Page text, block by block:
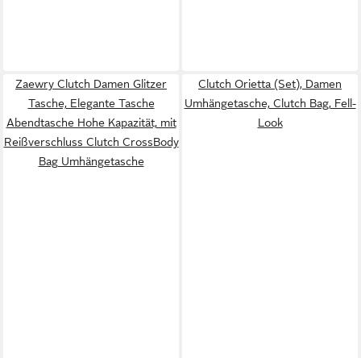
Zaewry Clutch Damen Glitzer
Tasche, Elegante Tasche
Abendtasche Hohe Kapazität, mit
Reißverschluss Clutch CrossBody
Bag Umhängetasche
Clutch Orietta (Set), Damen
Umhängetasche, Clutch Bag, Fell-
Look